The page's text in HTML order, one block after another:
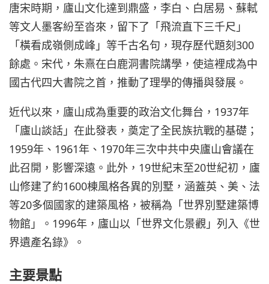
唐宋時期，廬山文化達到鼎盛，李白、白居易、蘇軾
等文人墨客紛至沓來，留下了「飛流直下三千尺」
「橫看成嶺側成峰」等千古名句，現存歷代題刻300
餘處。宋代，朱熹在白鹿洞書院講學，使這裡成為中
國古代四大書院之首，推動了理學的傳播與發展。
近代以來，廬山成為重要的政治文化舞台，1937年
「廬山談話」在此發表，奠定了全民族抗戰的基礎；
1959年、1961年、1970年三次中共中央廬山會議在
此召開，影響深遠。此外，19世紀末至20世紀初，廬
山修建了約1600棟風格各異的別墅，涵蓋英、美、法
等20多個國家的建築風格，被稱為「世界別墅建築博
物館」。1996年，廬山以「世界文化景觀」列入《世
界遺產名錄》。
主要景點